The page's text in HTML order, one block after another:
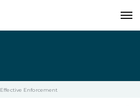
Effective Enforcement